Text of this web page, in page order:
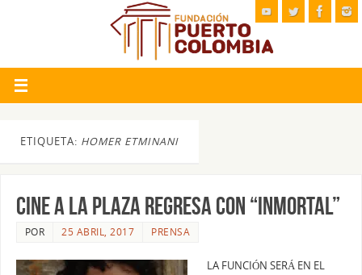
ETIQUETA: HOMER ETMINANI
CINE A LA PLAZA REGRESA CON “INMORTAL”
POR 25 ABRIL, 2017 PRENSA
LA FUNCIÓN SERÁ EN EL